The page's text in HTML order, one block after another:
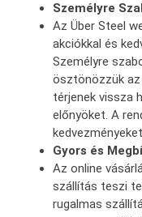
Személyre
Az Über Steel
akciókkal és
Személyre
ösztönözzük az
térjenek vissza
előnyöket. A
Gyors és
Az online
szállítás teszi
rugalmas